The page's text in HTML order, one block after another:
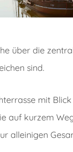
über die
sind.
mit
auf kurzem
alleinigen